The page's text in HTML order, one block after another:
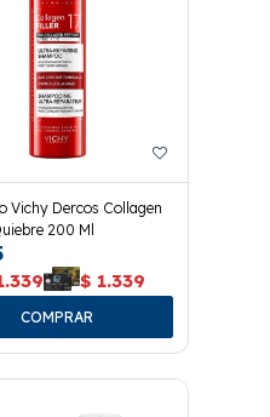
Vichy Dercos Collagen
200 Ml
$ 1.339